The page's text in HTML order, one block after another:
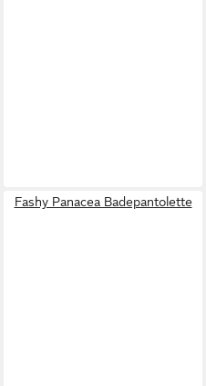
Fashy Panacea Badepantolette